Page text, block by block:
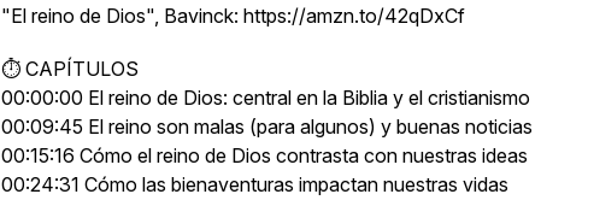
"El reino de Dios", Bavinck: https://amzn.to/42qDxCf
⏱ CAPÍTULOS
00:00:00 El reino de Dios: central en la Biblia y el cristianismo
00:09:45 El reino son malas (para algunos) y buenas noticias
00:15:16 Cómo el reino de Dios contrasta con nuestras ideas
00:24:31 Cómo las bienaventuras impactan nuestras vidas